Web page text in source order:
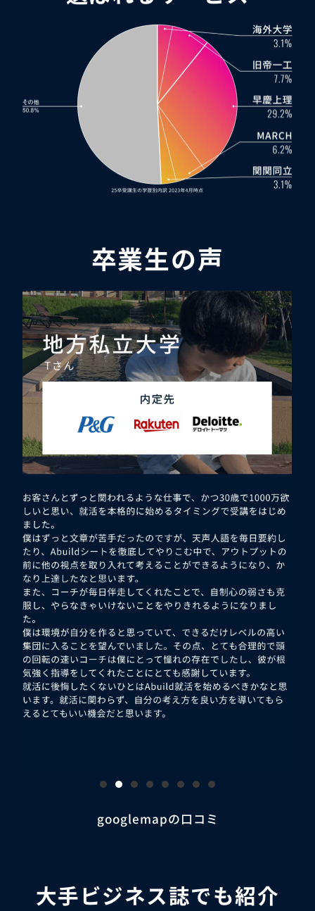
卒業生の声
googlemapの口コミ
大手ビジネス誌でも紹介